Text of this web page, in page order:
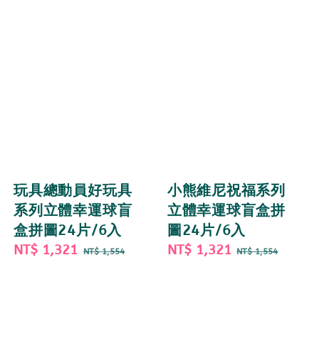
玩具總動員好玩具
系列立體幸運球盲
盒拼圖24片/6入
Sale
NT$ 1,321 Regular
NT$ 1,554
小熊維尼祝福系列
立體幸運球盲盒拼
圖24片/6入
Sale
NT$ 1,321 Regular
NT$ 1,554